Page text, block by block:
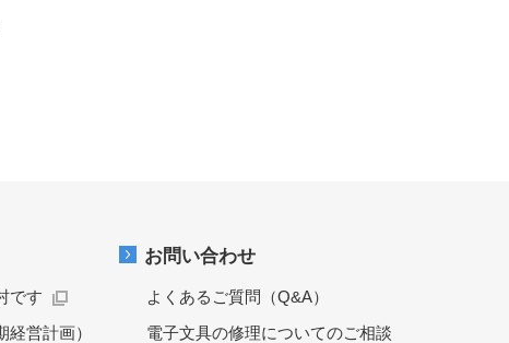
です
営計画）
お問い合わせ
よくあるご質問（Q&A）
電子文具の修理についてのご相談